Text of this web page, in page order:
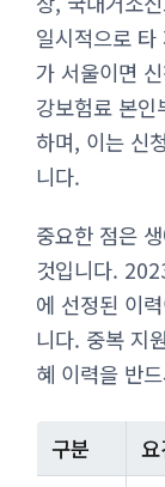
일시적으로
가 서울이면
강보험료 본
하며, 이는 신
니다.
중요한 점은
것입니다.
에 선정된 이
니다. 중복 지
혜 이력을 반
구분 요